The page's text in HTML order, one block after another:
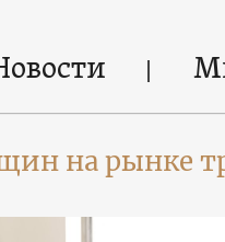
на рынке